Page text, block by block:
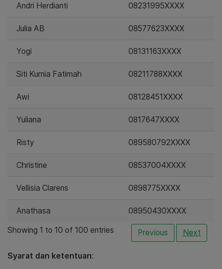
Andri Herdianti 08231995XXXX
Julia AB 08577623XXXX
Yogi 08131163XXXX
Siti Kurnia Fatimah 08211788XXXX
Awi 08128451XXXX
Yuliana 0817647XXXX
Risty 089580792XXXX
Christine 08537004XXXX
Vellisia Clarens 0898775XXXX
Anathasa 08950430XXXX
Showing 1 to 10 of 100 entries Previous Next
Syarat dan ketentuan: